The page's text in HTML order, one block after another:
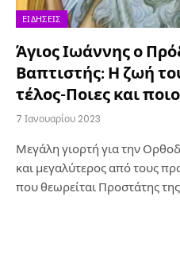
ΕΙΔΉΣΕΙΣ
Άγιος Ιωάννης ο
Βαπτιστής: Η ζωή
τέλος-Ποιες και
7 Ιανουαρίου 2023
Μεγάλη γιορτή για την
και μεγαλύτερος από τους
που θεωρείται Προστάτης